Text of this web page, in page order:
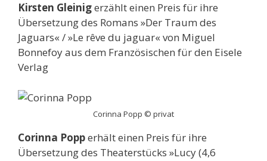
Kirsten Gleinigerzählt einen Preis für ihre
Übersetzung des Romans »Der Traum des
Jaguars« / »Le rêve du jaguar« von Miguel
Bonnefoy aus dem Französischen für den Eisele
Verlag
Corinna Popp © privat
Corinna Popperhält einen Preis für ihre
Übersetzung des Theaterstücks »Lucy (4,6